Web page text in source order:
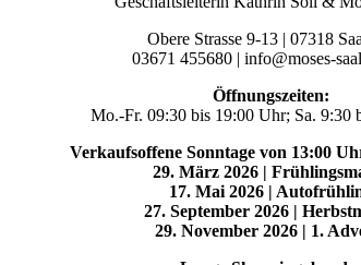
Obere Strasse 9-13 | 07318
03671 455680 | info@moses-
Öffnungszeiten:
Mo.-Fr. 09:30 bis 19:00 Uhr; Sa. 9:30
Verkaufsoffene Sonntage von 13:00
29. März 2026 |
17. Mai 2026 |
27. September 2026 |
29. November 2026 | 1.